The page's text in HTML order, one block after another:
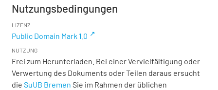
Nutzungsbedingungen
LIZENZ
Public Domain Mark 1.0
NUTZUNG
Frei zum Herunterladen. Bei einer Vervielfältigung oder
Verwertung des Dokuments oder Teilen daraus ersucht
die SuUB Bremen Sie im Rahmen der üblichen